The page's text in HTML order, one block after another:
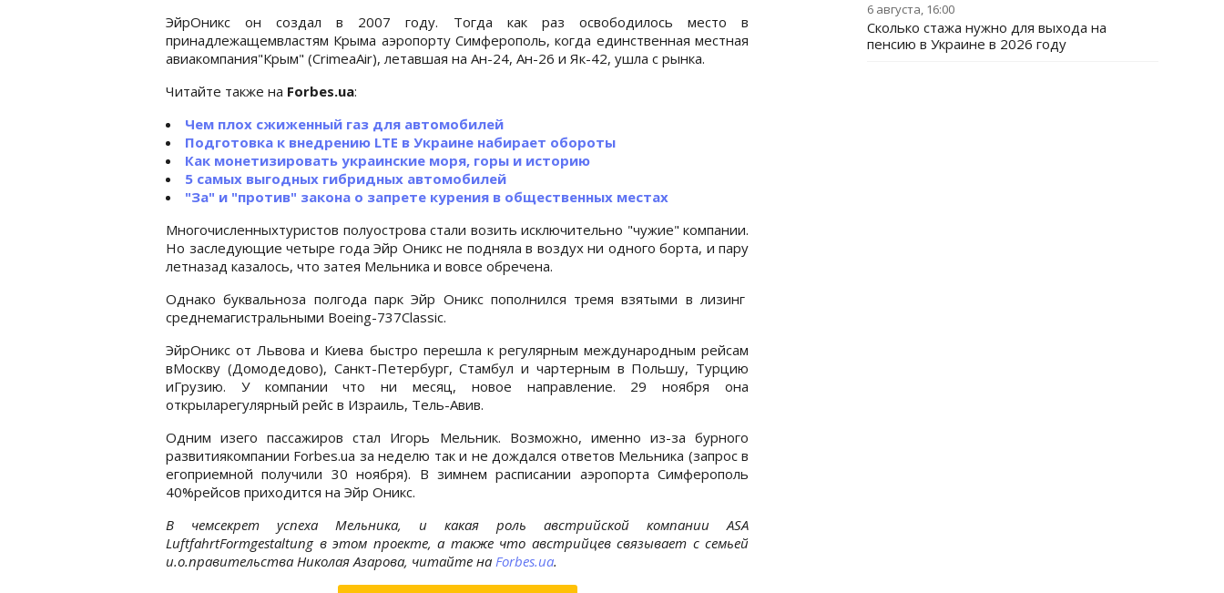
ЭйрОникс он создал в 2007 году. Тогда как раз освободилось место в
принадлежащемвластям Крыма аэропорту Симферополь, когда единственная местная
авиакомпания"Крым" (CrimeaAir), летавшая на Ан-24, Ан-26 и Як-42, ушла с рынка.
Читайте также на Forbes.ua:
Чем плох сжиженный газ для автомобилей
Подготовка к внедрению LTE в Украине набирает обороты
Как монетизировать украинские моря, горы и историю
5 самых выгодных гибридных автомобилей
"За" и "против" закона о запрете курения в общественных местах
Многочисленныхтуристов полуострова стали возить исключительно "чужие" компании.
Но заследующие четыре года Эйр Оникс не подняла в воздух ни одного борта, и пару
летназад казалось, что затея Мельника и вовсе обречена.
Однако буквальноза полгода парк Эйр Оникс пополнился тремя взятыми в лизинг
среднемагистральными Boeing-737Classic.
ЭйрОникс от Львова и Киева быстро перешла к регулярным международным рейсам
вМоскву (Домодедово), Санкт-Петербург, Стамбул и чартерным в Польшу, Турцию
иГрузию. У компании что ни месяц, новое направление. 29 ноября она
открыларегулярный рейс в Израиль, Тель-Авив.
Одним изего пассажиров стал Игорь Мельник. Возможно, именно из-за бурного
развитиякомпании Forbes.ua за неделю так и не дождался ответов Мельника (запрос в
егоприемной получили 30 ноября). В зимнем расписании аэропорта Симферополь
40%рейсов приходится на Эйр Оникс.
В чемсекрет успеха Мельника, и какая роль австрийской компании ASA
LuftfahrtFormgestaltung в этом проекте, а также что австрийцев связывает с семьей
и.о.правительства Николая Азарова, читайте на Forbes.ua.
6 августа, 16:00
Сколько стажа нужно для выхода на
пенсию в Украине в 2026 году